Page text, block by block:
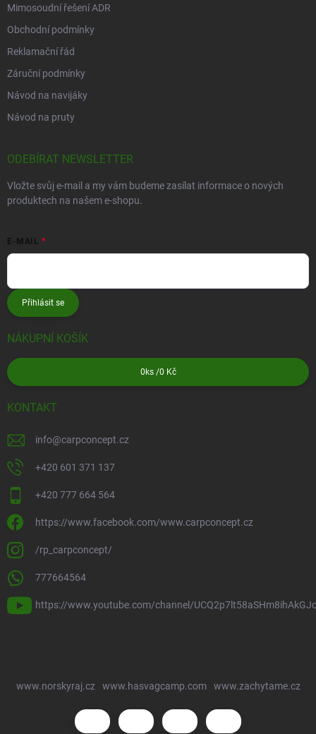
Mimosoudní řešení ADR
Obchodní podmínky
Reklamační řád
Záruční podmínky
Návod na navijáky
Návod na pruty
ODEBÍRAT NEWSLETTER
Vložte svůj e-mail a my vám budeme zasílat informace o nových
produktech na našem e-shopu.
E-MAIL
Přihlásit se
NÁKUPNÍ KOŠÍK
0 ks /0 Kč
KONTAKT
info@carpconcept.cz
+420 601 371 137
+420 777 664 564
https://www.facebook.com/www.carpconcept.cz
/rp_carpconcept/
777664564
https://www.youtube.com/channel/
www.norskyraj.cz www.hasvagcamp.com www.zachytame.cz